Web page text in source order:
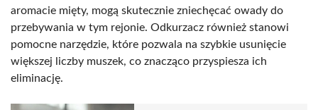
aromacie mięty, mogą skutecznie zniechęcać owady do
przebywania w tym rejonie. Odkurzacz również stanowi
pomocne narzędzie, które pozwala na szybkie usunięcie
większej liczby muszek, co znacząco przyspiesza ich
eliminację.